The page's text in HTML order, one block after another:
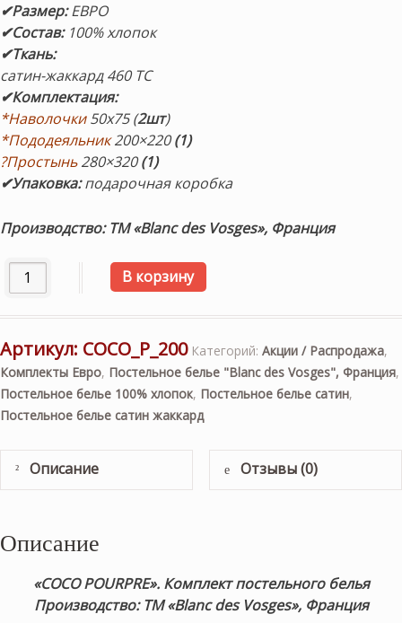
✔Размер:ЕВРО
✔Состав: 100% хлопок
✔Ткань:
сатин-жаккард 460 TC
✔Комплектация:
*Наволочки50х75 (2шт)
*Пододеяльник200×220(1)
?Простынь280×320(1)
✔Упаковка:подарочная коробка
Производство: ТМ «Blanc des Vosges», Франция
Количество товара «COCO POURPRE». Комплект
В корзину
Артикул: COCO_P_200 Категорий: Акции / Распродажа,
Комплекты Евро, Постельное белье "Blanc des Vosges", Франция,
Постельное белье 100% хлопок, Постельное белье сатин,
Постельное белье сатин жаккард
Описание Отзывы (0)
Описание
«COCO POURPRE». Комплект постельного белья
Производство: ТМ «Blanc des Vosges», Франция